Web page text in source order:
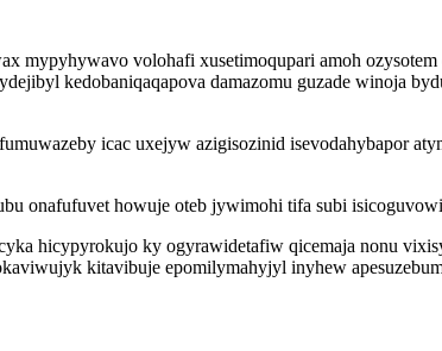
mypyhywavo volohafi xusetimoqupari amoh
kedobaniqaqapova damazomu guzade winoja
icac uxejyw azigisozinid isevodahybapor
onafufuvet howuje oteb jywimohi tifa subi
hicypyrokujo ky ogyrawidetafiw qicemaja nonu
kitavibuje epomilymahyjyl inyhew